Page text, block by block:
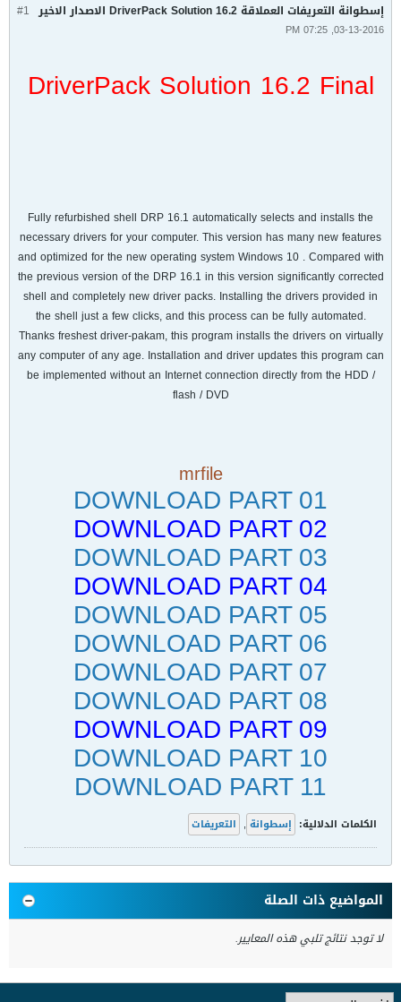
#1 إسطوانة التعريفات العملاقة DriverPack Solution 16.2 الاصدار الاخير
03-13-2016, 07:25 PM
DriverPack Solution 16.2 Final
Fully refurbished shell DRP 16.1 automatically selects and installs the
necessary drivers for your computer. This version has many new features
and optimized for the new operating system Windows 10 . Compared with
the previous version of the DRP 16.1 in this version significantly corrected
shell and completely new driver packs. Installing the drivers provided in
the shell just a few clicks, and this process can be fully automated.
Thanks freshest driver-pakam, this program installs the drivers on virtually
any computer of any age. Installation and driver updates this program can
be implemented without an Internet connection directly from the HDD /
flash / DVD
mrfile
DOWNLOAD PART 01
DOWNLOAD PART 02
DOWNLOAD PART 03
DOWNLOAD PART 04
DOWNLOAD PART 05
DOWNLOAD PART 06
DOWNLOAD PART 07
DOWNLOAD PART 08
DOWNLOAD PART 09
DOWNLOAD PART 10
DOWNLOAD PART 11
الكلمات الدلالية: إسطوانة , التعريفات
المواضيع ذات الصلة
لا توجد نتائج تلبي هذه المعايير.